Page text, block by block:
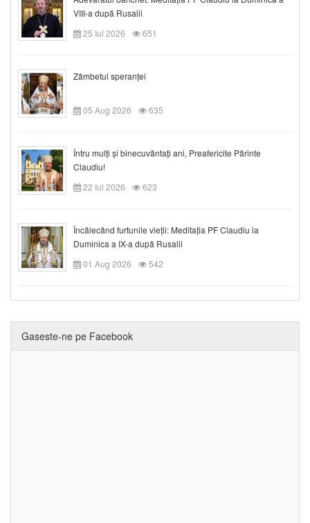
VIII-a după Rusalii
25 Iul 2026
651
Zâmbetul speranței
05 Aug 2026 635
Întru mulți și binecuvântați ani, Preafericite Părinte
Claudiu!
22 Iul 2026
623
Încălecând furtunile vieții: Meditația PF Claudiu la
Duminica a IX-a după Rusalii
01 Aug 2026
542
Gaseste-ne pe Facebook